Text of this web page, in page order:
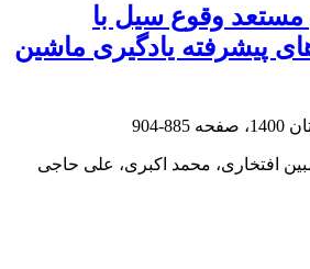
وقوع سیل با
پیشرفته یادگیری ماشین
885-904
افتخاری، محمد اکبری، علی حاجی